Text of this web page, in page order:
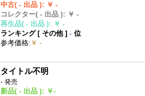
中古( - 出品 ): ￥ -
コレクター( - 出品 ): ￥ -
再生品( - 出品 ): ￥ -
ランキング [ その他]- 位
参考価格: ￥ -
タイトル不明
- 発売
新品( - 出品 ): ￥-